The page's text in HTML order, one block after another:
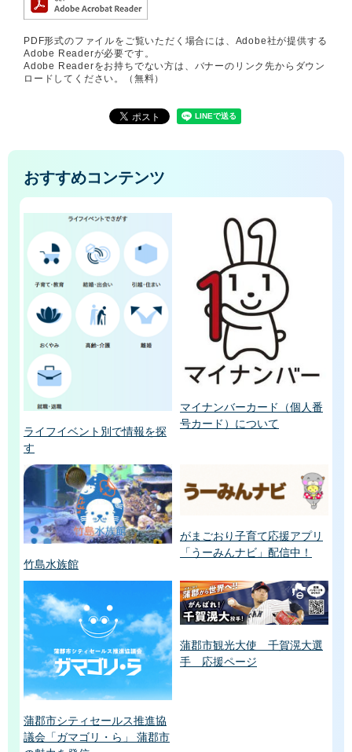
PDF形式のファイルをご覧いただく場合には、Adobe社が提供する
Adobe Readerが必要です。
Adobe Readerをお持ちでない方は、バナーのリンク先からダウン
ロードしてください。（無料）
おすすめコンテンツ
ライフイベント別で情報を探
す
マイナンバーカード（個人番
号カード）について
竹島水族館
がまごおり子育て応援アプリ
「うーみんナビ」配信中！
蒲郡市シティセールス推進協
議会「ガマゴリ・ら」 蒲郡市
蒲郡市観光大使 千賀滉大選
手 応援ページ